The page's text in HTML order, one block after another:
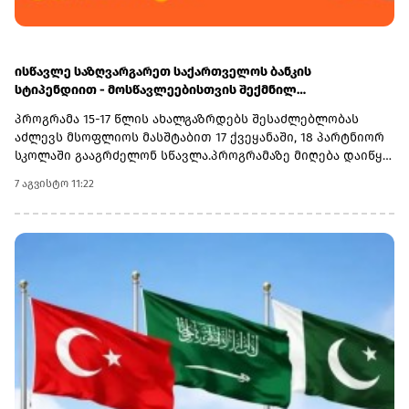
ისწავლე საზღვარგარეთ საქართველოს ბანკის
სტიპენდიით - მოსწავლეებისთვის შექმნილ
პროგრამა 15-17 წლის ახალგაზრდებს შესაძლებლობას
აძლევს მსოფლიოს მასშტაბით 17 ქვეყანაში, 18 პარტნიორ
სკოლაში გააგრძელონ სწავლა.პროგრამაზე მიღება დაიწყო
ეწვიეთ ვებგვერდს. ინფორმაციისთვის, გაერთიანებული
მსოფლიო სკოლები (UWC) წარმოადგენს საერთაშორისო
საგანმანათლებლო მოძრაობას ახალგაზრდებისთვის,
სხვადასხვა ერისა და კულტურის დასაახლოებლად და ამ
გზით შეუწყოს ხელი მშვიდობიანი და მდგრადი მომავლის
შექმნას. UWC მსოფლიოს სხვადასხვა კონტინენტის 18
საერთაშორისო სკოლასა და კოლეჯს აერთიანებს.
პროგრამის ფარგლებში სწავლება მიმდინარეობს 17
სხვადასხვა ქვეყანაში, მათ შორის − კანადაში, აშშ-ში,
ჩინეთში, იაპონიაში, ტაილანდში, გერმანიასა და
იტალიაში.საქართველოს ბანკმა UWC Georgia-სთან
7 აგვისტო 11:22